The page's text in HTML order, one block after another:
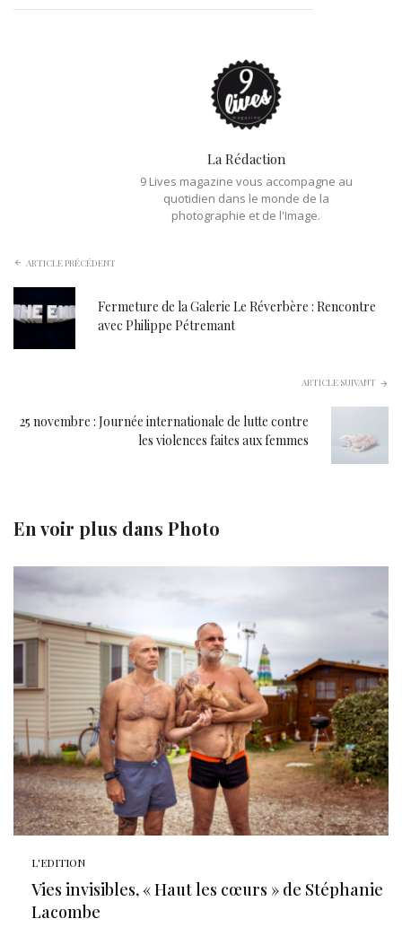
La Rédaction
9 Lives magazine vous accompagne au
quotidien dans le monde de la
photographie et de l'Image.
ARTICLE PRÉCÉDENT
Fermeture de la Galerie Le Réverbère : Rencontre
avec Philippe Pétremant
ARTICLE SUIVANT
25 novembre : Journée internationale de lutte contre
les violences faites aux femmes
En voir plus dans Photo
L'EDITION
Vies invisibles, « Haut les cœurs » de Stéphanie
Lacombe